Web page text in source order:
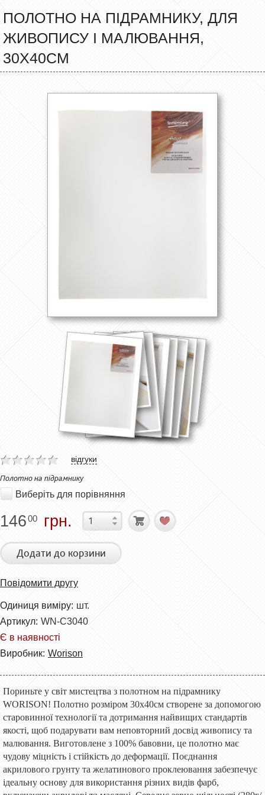
ПОЛОТНО НА ПІДРАМНИКУ, ДЛЯ
ЖИВОПИСУ І МАЛЮВАННЯ,
30Х40СМ
відгуки
Полотно на підрамнику
Виберіть для порівняння
14600 грн.
Додати до корзини
Повідомити другу
Одиниця виміру: шт.
Артикул: WN-C3040
Є в наявності
Виробник: Worison
Пориньте у світ мистецтва з полотном на підрамнику
WORISON! Полотно розміром 30х40см створене за допомогою
старовинної технології та дотримання найвищих стандартів
якості, щоб подарувати вам неповторний досвід живопису та
малювання. Виготовлене з 100% бавовни, це полотно має
чудову міцність і стійкість до деформації. Поєднання
акрилового грунту та желатинового проклеювання забезпечує
ідеальну основу для використання різних видів фарб,